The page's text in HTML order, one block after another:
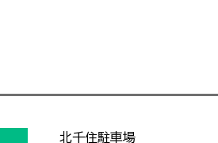
北千住駐車場